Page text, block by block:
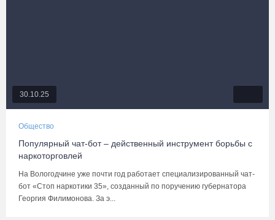
30.10.25
Общество
Популярный чат-бот – действенный инструмент борьбы с
наркоторговлей
На Вологодчине уже почти год работает специализированный чат-
бот «Стоп наркотики 35», созданный по поручению губернатора
Георгия Филимонова. За э...